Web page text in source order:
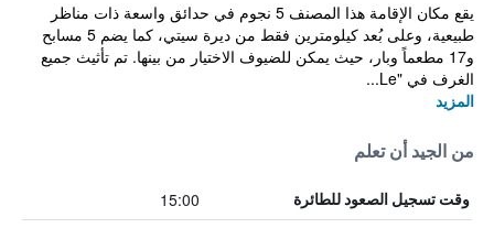
يقع مكان الإقامة هذا المصنف 5 نجوم في حدائق واسعة ذات مناظر
طبيعية، وعلى بُعد كيلومترين فقط من ديرة سيتي، كما يضم 5 مسابح
و17 مطعماً وبار، حيث يمكن للضيوف الاختيار من بينها. تم تأثيث جميع
الغرف في "Le...
المزيد
من الجيد أن تعلم
وقت تسجيل الصعود للطائرة 15:00